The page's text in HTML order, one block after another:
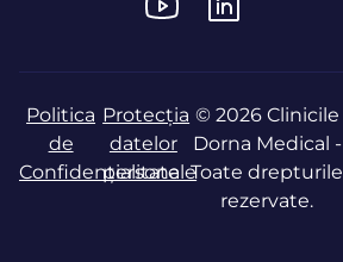
Politica
de
Confidențialitate
Protecția
datelor
personale
© 2026 Clinicile
Dorna Medical -
Toate drepturile
rezervate.